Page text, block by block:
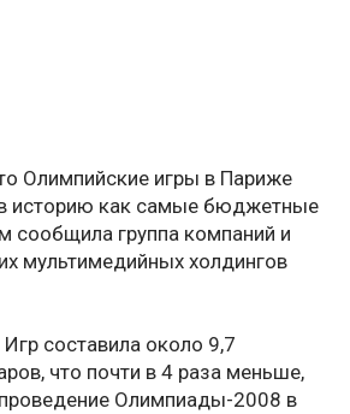
Олимпийские игры в Париже
историю как самые бюджетные
сообщила группа компаний и
мультимедийных холдингов
составила около 9,7
что почти в 4 раза меньше,
Олимпиады-2008 в